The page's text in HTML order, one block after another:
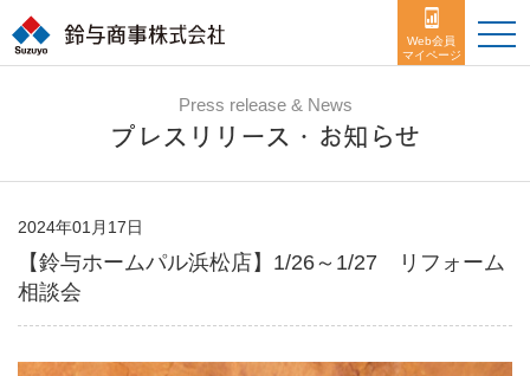
Web会員
マイページ
toggle
Press release & News
プレスリリース・お知らせ
2024年01月17日
【鈴与ホームパル浜松店】1/26～1/27 リフォーム
相談会